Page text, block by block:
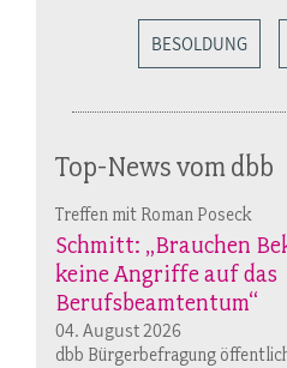
BESOLDUNG
Top-News vom dbb
Treffen mit Roman Poseck
Schmitt: „Brauchen
keine Angriffe auf das
Berufsbeamtentum“
04. August 2026
dbb Bürgerbefragung